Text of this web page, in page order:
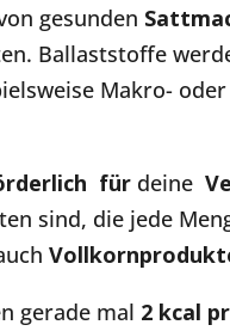
gesunden
Ballaststoffe
Makro-
für deine
sind, die jede
gerade mal 2 kcal